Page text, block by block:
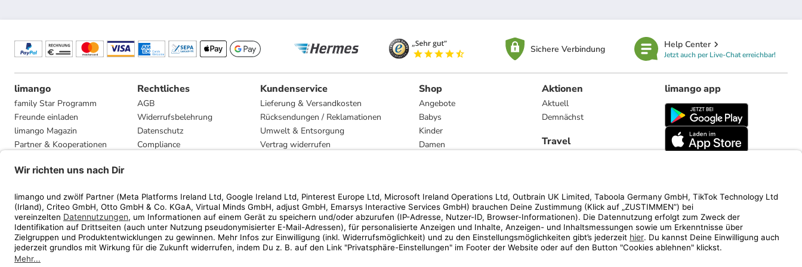
Sichere Verbindung Help Center
Jetzt auch per Live-Chat erreichbar!
limango
family Star Programm
Freunde einladen
limango Magazin
Partner & Kooperationen
Presse
Rechtliches
AGB
Widerrufsbelehrung
Datenschutz
Compliance
Kundenservice
Lieferung & Versandkosten
Rücksendungen / Reklamationen
Umwelt & Entsorgung
Vertrag widerrufen
Shop
Angebote
Babys
Kinder
Damen
Marken
Aktionen
Aktuell
Demnächst
Travel
limango app
limango.nl limango.pl